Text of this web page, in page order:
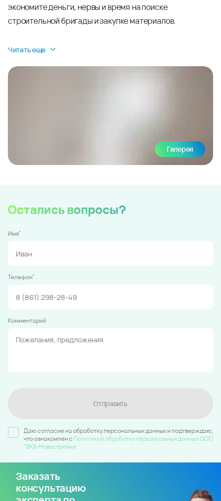
экономите деньги, нервы и время на поиске
строительной бригады и закупке материалов.
Читать еще
Галерея
Остались вопросы?
Имя*
Телефон*
Комментарий
Отправить
Даю согласие на обработку персональных данных и подтверждаю,
что ознакомлен c Политикой обработки персональных данных ООО
"ВКБ-Новостройки
Заказать
консультацию